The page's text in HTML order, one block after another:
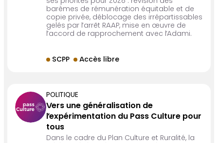
ses priorités pour 2026 : révision des
barèmes de rémunération équitable et de
copie privée, déblocage des irrépartissables
gelés par l’arrêt RAAP, mise en œuvre de
l’accord de rapprochement avec l’Adami.
SCPP Accès libre
POLITIQUE
Vers une généralisation de
l’expérimentation du Pass Culture pour
tous
Dans le cadre du Plan Culture et Ruralité, la